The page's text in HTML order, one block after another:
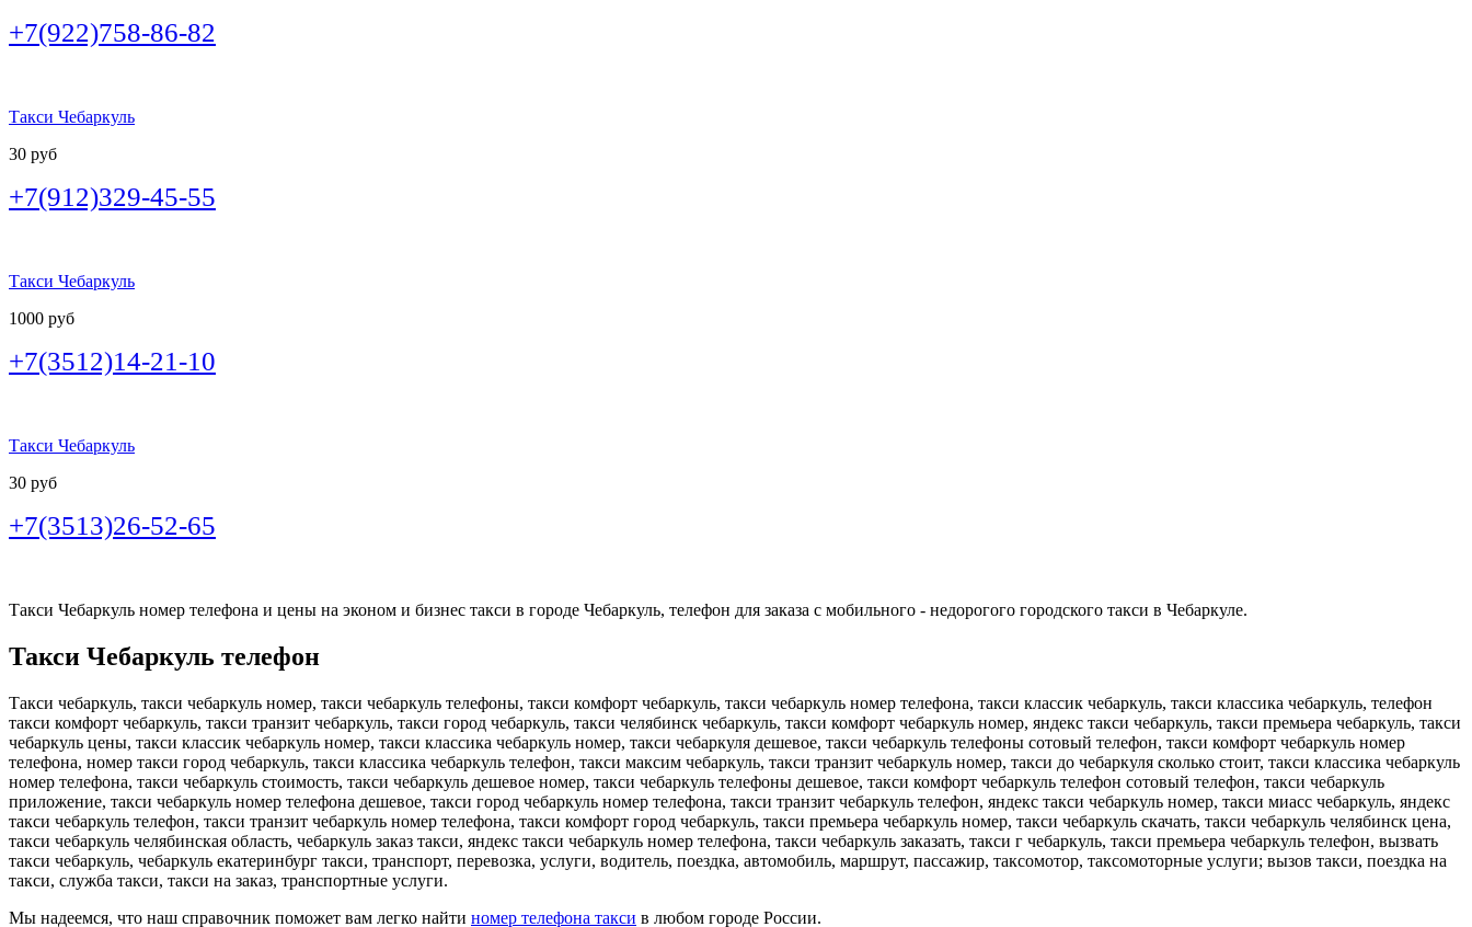
+7(922)758-86-82
Такси Чебаркуль
30 руб
+7(912)329-45-55
Такси Чебаркуль
1000 руб
+7(3512)14-21-10
Такси Чебаркуль
30 руб
+7(3513)26-52-65
Такси Чебаркуль номер телефона и цены на эконом и бизнес такси в городе Чебаркуль, телефон для заказа с мобильного - недорогого городского такси в Чебаркуле.
Такси Чебаркуль телефон
Такси чебаркуль, такси чебаркуль номер, такси чебаркуль телефоны, такси комфорт чебаркуль, такси чебаркуль номер телефона, такси классик чебаркуль, такси классика чебаркуль, телефон
такси комфорт чебаркуль, такси транзит чебаркуль, такси город чебаркуль, такси челябинск чебаркуль, такси комфорт чебаркуль номер, яндекс такси чебаркуль, такси премьера чебаркуль, такси
чебаркуль цены, такси классик чебаркуль номер, такси классика чебаркуль номер, такси чебаркуля дешевое, такси чебаркуль телефоны сотовый телефон, такси комфорт чебаркуль номер
телефона, номер такси город чебаркуль, такси классика чебаркуль телефон, такси максим чебаркуль, такси транзит чебаркуль номер, такси до чебаркуля сколько стоит, такси классика чебаркуль
номер телефона, такси чебаркуль стоимость, такси чебаркуль дешевое номер, такси чебаркуль телефоны дешевое, такси комфорт чебаркуль телефон сотовый телефон, такси чебаркуль
приложение, такси чебаркуль номер телефона дешевое, такси город чебаркуль номер телефона, такси транзит чебаркуль телефон, яндекс такси чебаркуль номер, такси миасс чебаркуль, яндекс
такси чебаркуль телефон, такси транзит чебаркуль номер телефона, такси комфорт город чебаркуль, такси премьера чебаркуль номер, такси чебаркуль скачать, такси чебаркуль челябинск цена,
такси чебаркуль челябинская область, чебаркуль заказ такси, яндекс такси чебаркуль номер телефона, такси чебаркуль заказать, такси г чебаркуль, такси премьера чебаркуль телефон, вызвать
такси чебаркуль, чебаркуль екатеринбург такси, транспорт, перевозка, услуги, водитель, поездка, автомобиль, маршрут, пассажир, таксомотор, таксомоторные услуги; вызов такси, поездка на
такси, служба такси, такси на заказ, транспортные услуги.
Мы надеемся, что наш справочник поможет вам легко найти номер телефона такси в любом городе России.